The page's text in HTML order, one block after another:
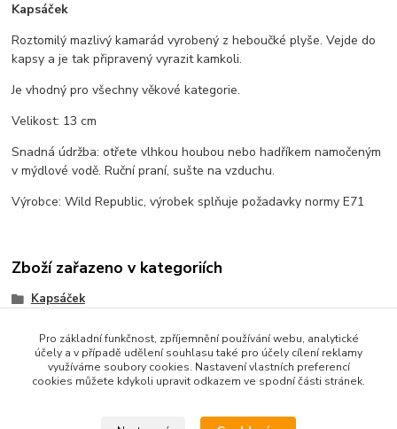
Kapsáček
Roztomilý mazlivý kamarád vyrobený z heboučké plyše. Vejde do
kapsy a je tak připravený vyrazit kamkoli.
Je vhodný pro všechny věkové kategorie.
Velikost: 13 cm
Snadná údržba: otřete vlhkou houbou nebo hadříkem namočeným
v mýdlové vodě. Ruční praní, sušte na vzduchu.
Výrobce: Wild Republic, výrobek splňuje požadavky normy E71
Zboží zařazeno v kategoriích
Kapsáček
Pro základní funkčnost, zpříjemnění používání webu, analytické
účely a v případě udělení souhlasu také pro účely cílení reklamy
využíváme soubory cookies. Nastavení vlastních preferencí
cookies můžete kdykoli upravit odkazem ve spodní části stránek.